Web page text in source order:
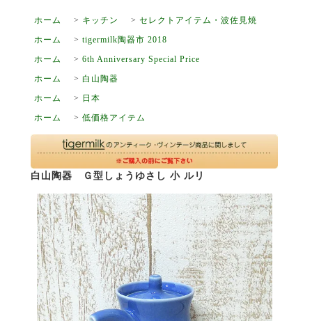
ホーム > キッチン >セレクトアイテム・波佐見焼
ホーム
>tigermilk陶器市 2018
ホーム
>6th Anniversary Special Price
ホーム
>白山陶器
ホーム
> 日本
ホーム
>低価格アイテム
白山陶器 Ｇ型しょうゆさし 小 ルリ